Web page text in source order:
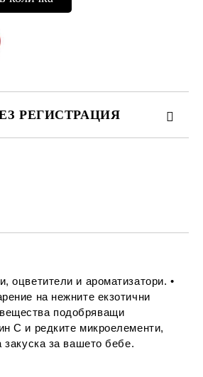
РЕГИСТРАЦИЯ
за лични
и ароматизатори. •
на нежните екзотични
подобряващи
С и редките микроелементи,
за вашето бебе.